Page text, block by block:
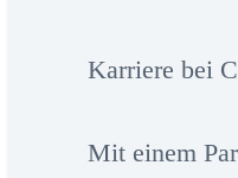
Karriere bei
Mit einem